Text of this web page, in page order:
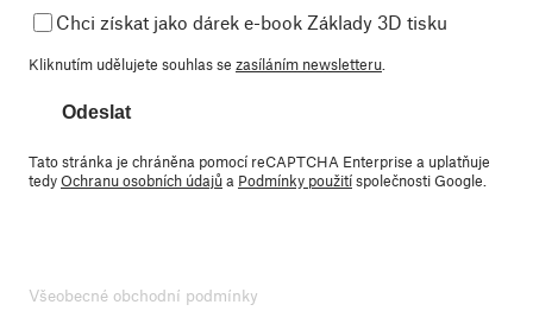
Chci získat jako dárek e-book Základy 3D tisku
Kliknutím udělujete souhlas se zasíláním newsletteru.
Odeslat
Tato stránka je chráněna pomocí reCAPTCHA Enterprise a uplatňuje
tedyOchranu osobních údajůa Podmínky použitíspolečnosti Google.
Všeobecné obchodní podmínky